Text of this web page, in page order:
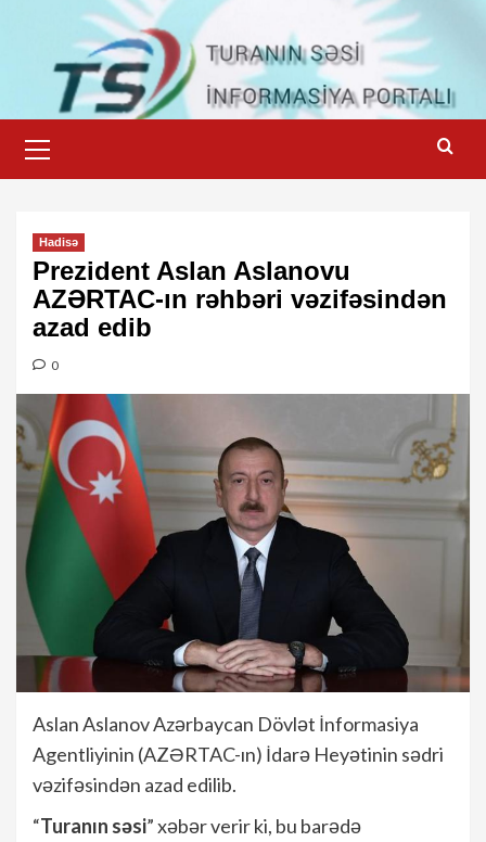
content
Menu
Hadisə
Prezident Aslan Aslanovu
AZƏRTAC-ın rəhbəri vəzifəsindən
azad edib
0
Aslan Aslanov Azərbaycan Dövlət İnformasiya
Agentliyinin (AZƏRTAC-ın) İdarə Heyətinin sədri
vəzifəsindən azad edilib.
“Turanın səsi” xəbər verir ki, bu barədə